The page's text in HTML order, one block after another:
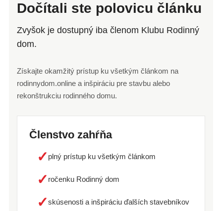
Dočítali ste polovicu článku
Zvyšok je dostupný iba členom Klubu Rodinný
dom.
Získajte okamžitý prístup ku všetkým článkom na
rodinnydom.online a inšpiráciu pre stavbu alebo
rekonštrukciu rodinného domu.
Členstvo zahŕňa
✓ plný prístup ku všetkým článkom
✓ ročenku Rodinný dom
✓skúsenosti a inšpiráciu ďalších stavebníkov